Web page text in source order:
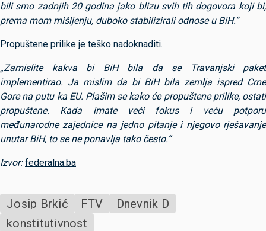
bili smo zadnjih 20 godina jako blizu svih tih dogovora koji bi,
prema mom mišljenju, duboko stabilizirali odnose u BiH.“
Propuštene prilike je teško nadoknaditi.
„Zamislite kakva bi BiH bila da se Travanjski paket
implementirao. Ja mislim da bi BiH bila zemlja ispred Crne
Gore na putu ka EU. Plašim se kako će propuštene prilike, ostati
propuštene. Kada imate veći fokus i veću potporu
međunarodne zajednice na jedno pitanje i njegovo rješavanje
unutar BiH, to se ne ponavlja tako često.“
Izvor:federalna.ba
Josip Brkić FTV
Dnevnik D
konstitutivnost